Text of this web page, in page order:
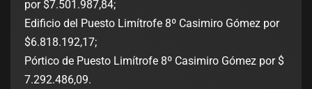
por $7.501.987,84;
Edificio del Puesto Limítrofe 8º Casimiro Gómez por
$6.818.192,17;
Pórtico de Puesto Limítrofe 8º Casimiro Gómez por $
7.292.486,09.